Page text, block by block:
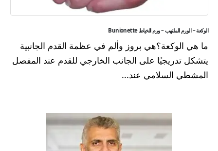
الوكعة – الورم الملتهب – ورم الخياط Bunionette
ما هي الوكعة؟هي بروز وألم في عظمة القدم الجانبية
يتشكل تدريجيًا على الجانب الخارجي للقدم عند المفصل
المشطي السلامي عند...